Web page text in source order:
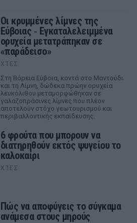
Οι κρυμμένες λίμνες της
Εύβοιας ‑ Εγκαταλελειμμένα
ορυχεία μετατράπηκαν σε
«παράδεισο»
ΧΤΕΣ
Στη Βόρεια Εύβοια, κοντά στο Μαντούδι
και τη Λίμνη, δώδεκα πρώην ορυχεία
λευκόλιθου μεταμορφώθηκαν σε
γαλαζοπράσινες λίμνες που πλέον
αποτελούν στόχο γεωτουρισμού και
περιβαλλοντικής εκπαίδευσης.
6 φρούτα που μπορουν να
διατηρηθούν εκτός ψυγείου το
καλοκαίρι
ΧΤΕΣ
Πώς να αποφύγεις το σύγκαμα
ανάμεσα στους μηρούς